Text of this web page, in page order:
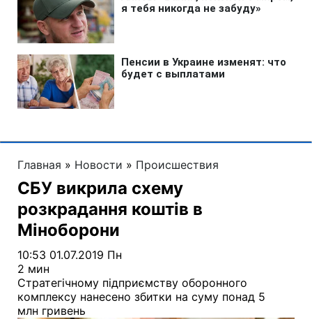
Главная » Новости » Происшествия
СБУ викрила схему
розкрадання коштів в
Міноборони
10:53 01.07.2019 Пн
2 мин
Стратегічному підприємству оборонного
комплексу нанесено збитки на суму понад 5
млн гривень